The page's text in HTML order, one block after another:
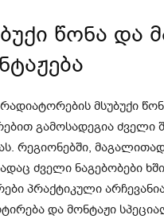
წონა და
მსუბუქი
გამოსადეგია ძველი
რეგიონებში,
ძველი ნაგებობები
პრაქტიკული
და მონტაჟი